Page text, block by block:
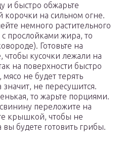
и быстро обжарьте
корочки на сильном огне.
немного растительного
прослойками жира, то
Готовьте на
чтобы кусочки лежали на
на поверхности быстро
мясо не будет терять
значит, не пересушится.
то жарьте порциями.
переложите на
крышкой, чтобы не
вы будете готовить грибы.